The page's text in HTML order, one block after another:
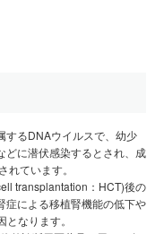
するDNAウイルスで、幼少
どに潜伏感染するとされ、成
ています。
transplantation：HCT)後の
症による移植腎機能の低下や
なります。